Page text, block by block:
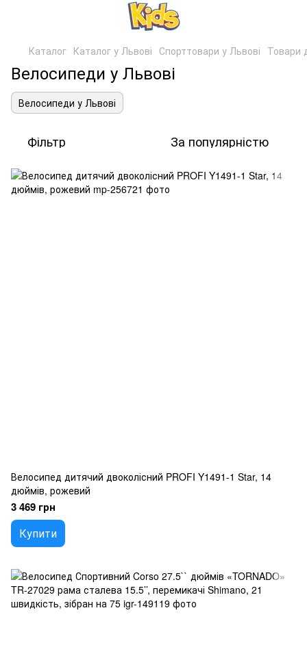
Каталог Каталог у Львові Спорттовари у Львові Товари
Велосипеди у Львові
Велосипеди у Львові
Фільтр За популярністю
Велосипед дитячий двоколісний PROFI Y1491-1 Star, 14
дюймів, рожевий
3 469 грн
Купити